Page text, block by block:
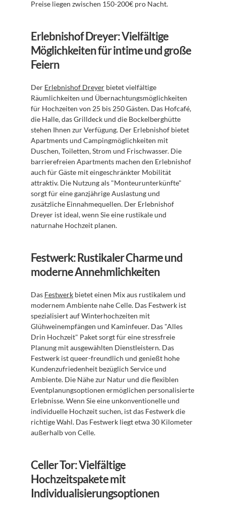
Preise liegen zwischen 150-200€ pro Nacht.
Erlebnishof Dreyer: Vielfältige
Möglichkeiten für intime und große
Feiern
Der Erlebnishof Dreyer bietet vielfältige
Räumlichkeiten und Übernachtungsmöglichkeiten
für Hochzeiten von 25 bis 250 Gästen. Das Hofcafé,
die Halle, das Grilldeck und die Bockelberghütte
stehen Ihnen zur Verfügung. Der Erlebnishof bietet
Apartments und Campingmöglichkeiten mit
Duschen, Toiletten, Strom und Frischwasser. Die
barrierefreien Apartments machen den Erlebnishof
auch für Gäste mit eingeschränkter Mobilität
attraktiv. Die Nutzung als "Monteurunterkünfte"
sorgt für eine ganzjährige Auslastung und
zusätzliche Einnahmequellen. Der Erlebnishof
Dreyer ist ideal, wenn Sie eine rustikale und
naturnahe Hochzeit planen.
Festwerk: Rustikaler Charme und
moderne Annehmlichkeiten
Das Festwerk bietet einen Mix aus rustikalem und
modernem Ambiente nahe Celle. Das Festwerk ist
spezialisiert auf Winterhochzeiten mit
Glühweinempfängen und Kaminfeuer. Das "Alles
Drin Hochzeit" Paket sorgt für eine stressfreie
Planung mit ausgewählten Dienstleistern. Das
Festwerk ist queer-freundlich und genießt hohe
Kundenzufriedenheit bezüglich Service und
Ambiente. Die Nähe zur Natur und die flexiblen
Eventplanungsoptionen ermöglichen personalisierte
Erlebnisse. Wenn Sie eine unkonventionelle und
individuelle Hochzeit suchen, ist das Festwerk die
richtige Wahl. Das Festwerk liegt etwa 30 Kilometer
außerhalb von Celle.
Celler Tor: Vielfältige
Hochzeitspakete mit
Individualisierungsoptionen